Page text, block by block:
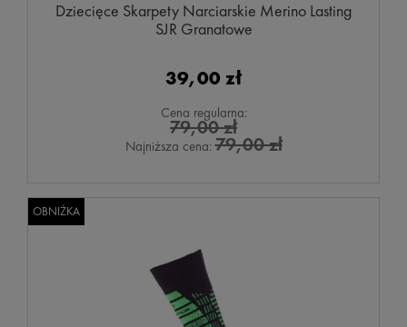
Dziecięce Skarpety Narciarskie Merino Lasting
SJR Granatowe
39,00 zł
Cena regularna:
79,00 zł
Najniższa cena:79,00 zł
OBNIŻKA